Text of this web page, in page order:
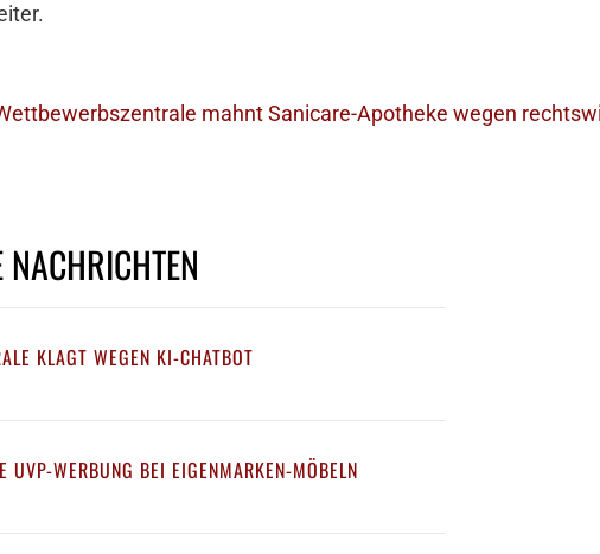
mahnt Sanicare-Apotheke wegen
NACHRICHTEN
KLAGT WEGEN KI-CHATBOT
UVP-WERBUNG BEI EIGENMARKEN-MÖBELN